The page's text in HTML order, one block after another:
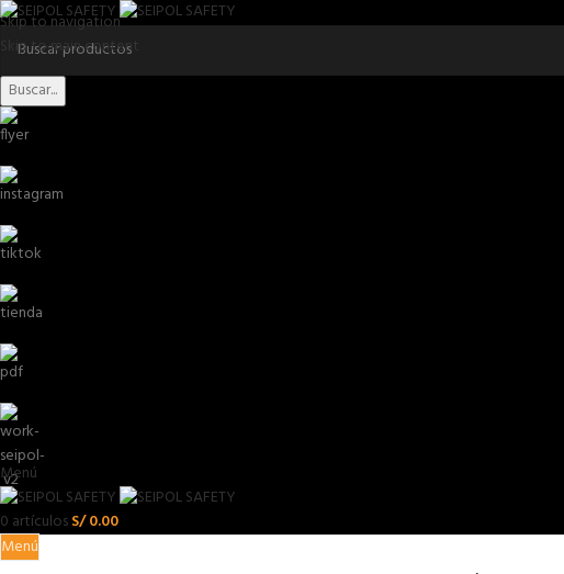
Skip to navigation
Skip to main content
Buscar...
Menú
0 artículosS/0.00
Menú